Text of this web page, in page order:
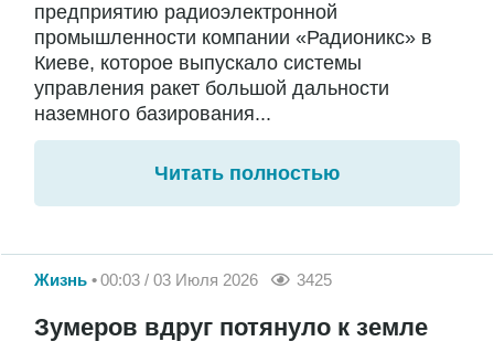
предприятию радиоэлектронной
промышленности компании «Радионикс» в
Киеве, которое выпускало системы
управления ракет большой дальности
наземного базирования...
Читать полностью
Жизнь 00:03 / 03 Июля 2026 3425
Зумеров вдруг потянуло к земле